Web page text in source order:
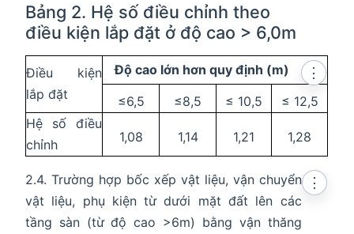
Bảng 2. Hệ số điều chỉnh theo
điều kiện lắp đặt ở độ cao > 6,0m
Điều kiện
lắp đặt
Độ cao lớn hơn quy định (m)
⋮
≤6,5
≤8,5 ≤ 10,5
≤ 12,5
Hệ số điều
chỉnh
1,08 1,14 1,21 1,28
2.4. Trường hợp bốc xếp vật liệu, vận chuyển
vật liệu, phụ kiện từ dưới mặt đất lên các
tầng sàn (từ độ cao >6m) bằng vận thăng
⋮